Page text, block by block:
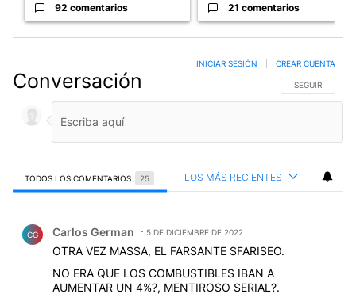
92 comentarios 21 comentarios
Conversación SIGA ESTA
SEGUIR
INICIAR SESIÓN CREAR CUENTA
TODOS LOS COMENTARIOS 25 LOS MÁS RECIENTES
CG Carlos German 5 DE DICIEMBRE DE 2022
OTRA VEZ MASSA, EL FARSANTE SFARISEO.
NO ERA QUE LOS COMBUSTIBLES IBAN A
AUMENTAR UN 4%?, MENTIROSO SERIAL?.